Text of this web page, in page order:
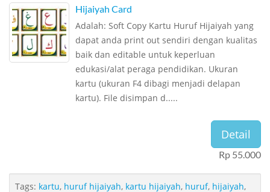
Hijaiyah Card
Adalah: Soft Copy Kartu Huruf Hijaiyah yang
dapat anda print out sendiri dengan kualitas
baik dan editable untuk keperluan
edukasi/alat peraga pendidikan. Ukuran
kartu (ukuran F4 dibagi menjadi delapan
kartu). File disimpan d.....
Detail
Rp 55.000
Tags: kartu, huruf hijaiyah, kartu hijaiyah, huruf, hijaiyah,